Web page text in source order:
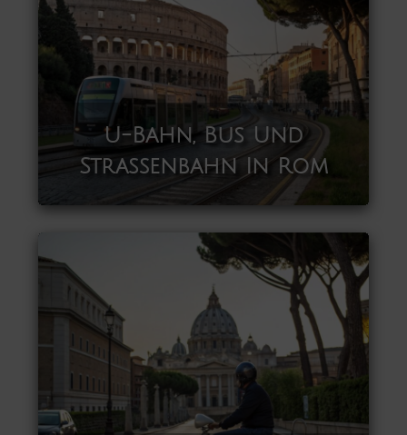
U-Bahn, Bus Und
Straßenbahn In Rom